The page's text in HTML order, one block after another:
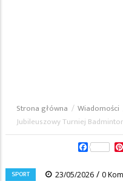
Ścieżka
nawigacyjna
Strona główna / Wiadomości
Jubileuszowy Turniej
SPORT 23/05/2026 / 0